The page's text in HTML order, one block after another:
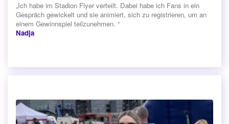
„Ich habe im Stadion Flyer verteilt. Dabei habe ich Fans in ein
Gespräch gewickelt und sie animiert, sich zu registrieren, um an
einem Gewinnspiel teilzunehmen. “
Nadja